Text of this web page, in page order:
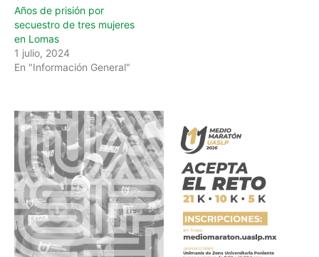
Años de prisión por
secuestro de tres mujeres
en Lomas
1 julio, 2024
En "Información General"